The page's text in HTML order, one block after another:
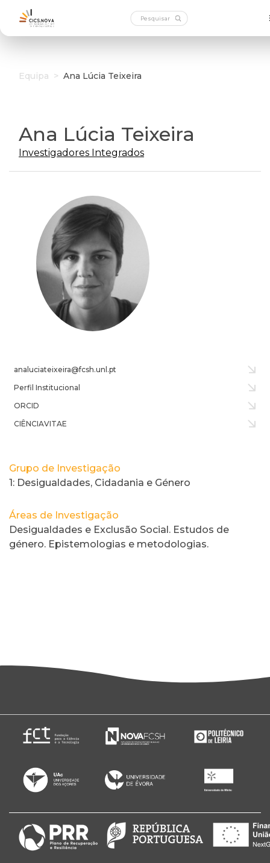
Equipa > Ana Lúcia Teixeira
Ana Lúcia Teixeira
Investigadores Integrados
Grupo de Investigação
1: Desigualdades, Cidadania e Género
Áreas de Investigação
Desigualdades e Exclusão Social. Estudos de
género. Epistemologias e metodologias.
analuciateixeira@fcsh.unl.pt
Perfil Institucional
ORCID
CIÊNCIAVITAE